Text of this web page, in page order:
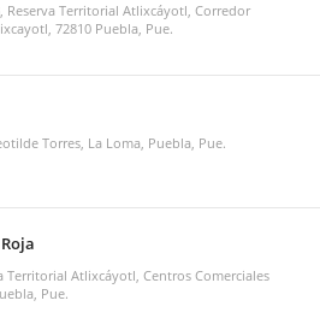
Reserva Territorial Atlixcáyotl, Corredor
72810 Puebla, Pue.
Torres, La Loma, Puebla, Pue.
Territorial Atlixcáyotl, Centros Comerciales
Pue.